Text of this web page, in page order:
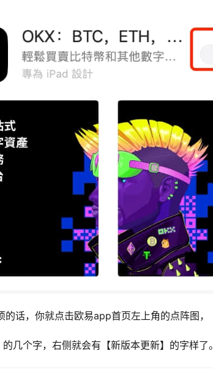
话，你就点击欧易app首页左上角的点阵图，
几个字，右侧就会有【新版本更新】的字样了。